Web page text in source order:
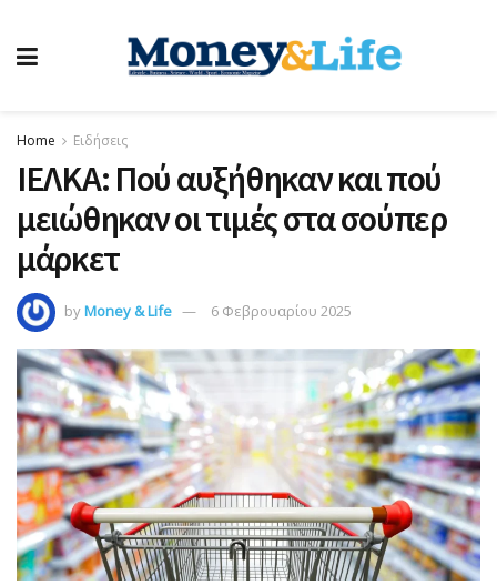
Home Ειδήσεις
ΙΕΛΚΑ: Πού αυξήθηκαν και πού
μειώθηκαν οι τιμές στα σούπερ
μάρκετ
byMoney & Life 6 Φεβρουαρίου 2025